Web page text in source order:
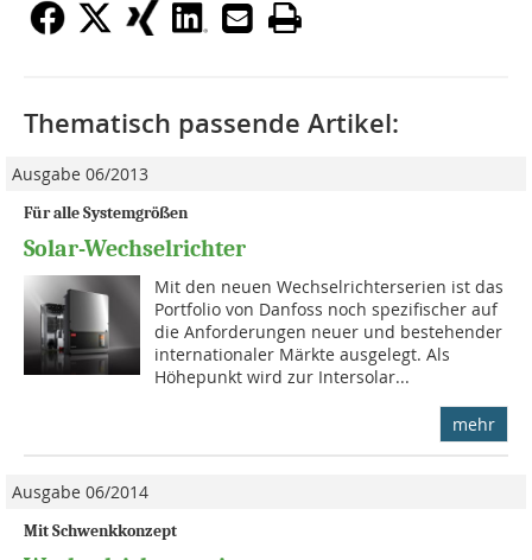
Thematisch passende Artikel:
Ausgabe 06/2013
Für alle Systemgrößen
Solar-Wechselrichter
Mit den neuen Wechselrichterserien ist das
Portfolio von Danfoss noch spezifischer auf
die Anforderungen neuer und bestehender
internationaler Märk­te ausgelegt. Als
Höhepunkt wird zur Intersolar...
mehr
Ausgabe 06/2014
Mit Schwenkkonzept